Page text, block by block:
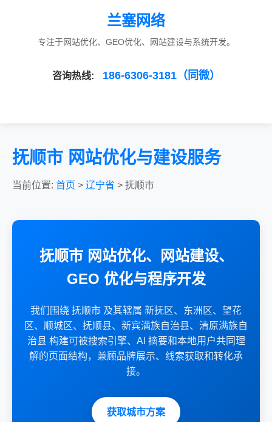
兰塞网络
专注于网站优化、GEO优化、网站建设与系统开发。
咨询热线: 186-6306-3181（同微）
抚顺市 网站优化与建设服务
当前位置: 首页 > 辽宁省 > 抚顺市
抚顺市 网站优化、网站建设、
GEO 优化与程序开发
我们围绕 抚顺市 及其辖属 新抚区、东洲区、望花
区、顺城区、抚顺县、新宾满族自治县、清原满族自
治县 构建可被搜索引擎、AI 摘要和本地用户共同理
解的页面结构，兼顾品牌展示、线索获取和转化承
接。
获取城市方案